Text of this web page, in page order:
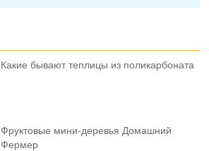
Какие бывают теплицы из поликарбоната
Фруктовыe мини-деревья Домашний
Фермер